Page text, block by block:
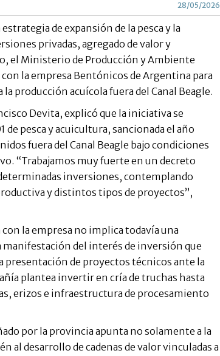
28/05/2026
de expansión de la pesca y la
privadas, agregado de valor y
el Ministerio de Producción y Ambiente
la empresa Bentónicos de Argentina para
producción acuícola fuera del Canal Beagle.
Devita, explicó que la iniciativa se
de pesca y acuicultura, sancionada el año
fuera del Canal Beagle bajo condiciones
“Trabajamos muy fuerte en un decreto
inversiones, contemplando
y distintos tipos de proyectos”,
la empresa no implica todavía una
del interés de inversión que
de proyectos técnicos ante la
plantea invertir en cría de truchas hasta
erizos e infraestructura de procesamiento
por la provincia apunta no solamente a la
al desarrollo de cadenas de valor vinculadas a